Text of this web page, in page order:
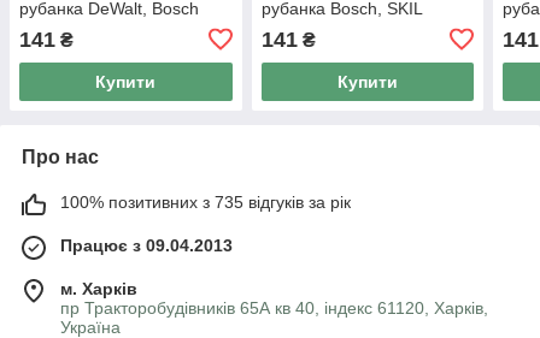
рубанка DeWalt, Bosch
141 ₴
Купити
рубанка Bosch, SKIL
141₴
Купити
141
Про нас
100% позитивних з 735 відгуків за рік
Працює з 09.04.2013
м. Харків
пр Тракторобудівників 65А кв 40, індекс 61120, Харків,
Україна